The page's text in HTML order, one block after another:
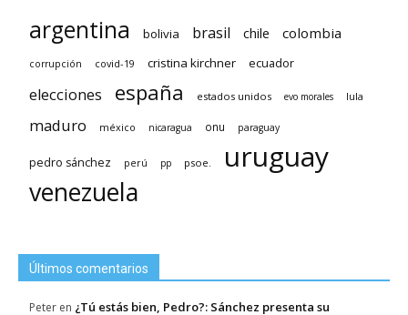
argentina bolivia brasil chile colombia
corrupción covid-19 cristina kirchner ecuador
elecciones españa estados unidos evo morales lula
maduro méxico nicaragua onu paraguay
pedro sánchez perú pp psoe. uruguay
venezuela
Últimos comentarios
Peter en ¿Tú estás bien, Pedro?: Sánchez presenta su